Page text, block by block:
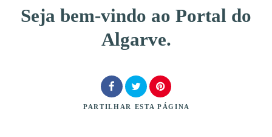
Seja bem-vindo ao Portal do
Algarve.
PARTILHAR ESTA PÁGINA